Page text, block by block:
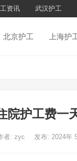
资讯 武汉护工
北京护工 上海护
院护工费一
者: zyc 发布: 2024年